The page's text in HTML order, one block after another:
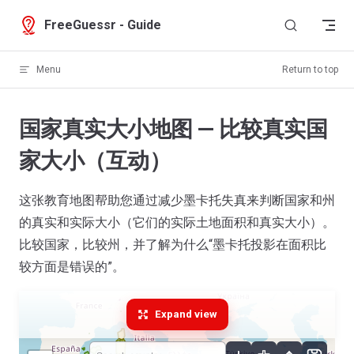
Skip to content
FreeGuessr - Guide
Menu Return to top
国家真实大小地图 — 比较真实国
家大小（互动）
这张教育地图帮助您通过减少墨卡托失真来判断国家和州
的真实和实际大小（它们的实际土地面积和真实大小）。
比较国家，比较州，并了解为什么“墨卡托投影在面积比
较方面是错误的”。
Expand view